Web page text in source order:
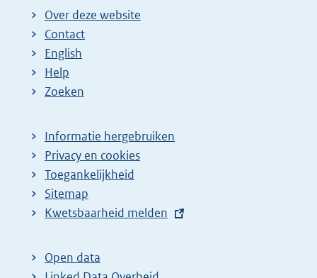
Over deze website
Contact
English
Help
Zoeken
Informatie hergebruiken
Privacy en cookies
Toegankelijkheid
Sitemap
E
t
e
Kwetsbaarheid melden
Open data